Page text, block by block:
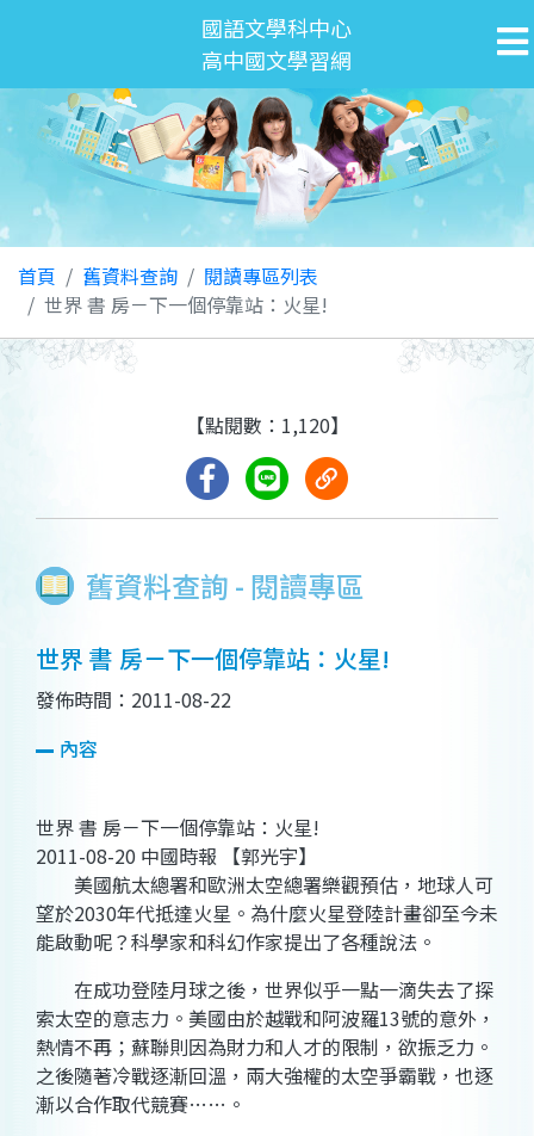
國語文學科中心
高中國文學習網
首頁 舊資料查詢
閱讀專區列表
世界 書 房－下一個停靠站：火星!
舊資料查詢 - 閱讀專區
【點閱數：1,120】
世界 書 房－下一個停靠站：火星!
發佈時間：2011-08-22
內容
世界 書 房－下一個停靠站：火星!
2011-08-20 中國時報 【郭光宇】
美國航太總署和歐洲太空總署樂觀預估，地球人可
望於2030年代抵達火星。為什麼火星登陸計畫卻至今未
能啟動呢？科學家和科幻作家提出了各種說法。
在成功登陸月球之後，世界似乎一點一滴失去了探
索太空的意志力。美國由於越戰和阿波羅13號的意外，
熱情不再；蘇聯則因為財力和人才的限制，欲振乏力。
之後隨著冷戰逐漸回溫，兩大強權的太空爭霸戰，也逐
漸以合作取代競賽……。